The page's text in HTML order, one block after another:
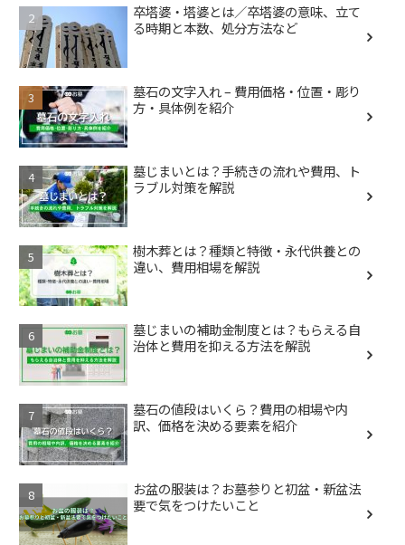
卒塔婆・塔婆とは／卒塔婆の意味、立て
る時期と本数、処分方法など
墓石の文字入れ – 費用価格・位置・彫り
方・具体例を紹介
墓じまいとは？手続きの流れや費用、ト
ラブル対策を解説
樹木葬とは？種類と特徴・永代供養との
違い、費用相場を解説
墓じまいの補助金制度とは？もらえる自
治体と費用を抑える方法を解説
墓石の値段はいくら？費用の相場や内
訳、価格を決める要素を紹介
お盆の服装は？お墓参りと初盆・新盆法
要で気をつけたいこと